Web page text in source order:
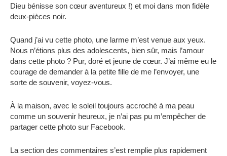
Dieu bénisse son cœur aventureux !) et moi dans mon fidèle
deux-pièces noir.
Quand j’ai vu cette photo, une larme m’est venue aux yeux.
Nous n’étions plus des adolescents, bien sûr, mais l’amour
dans cette photo ? Pur, doré et jeune de cœur. J’ai même eu le
courage de demander à la petite fille de me l’envoyer, une
sorte de souvenir, voyez-vous.
À la maison, avec le soleil toujours accroché à ma peau
comme un souvenir heureux, je n’ai pas pu m’empêcher de
partager cette photo sur Facebook.
La section des commentaires s’est remplie plus rapidement